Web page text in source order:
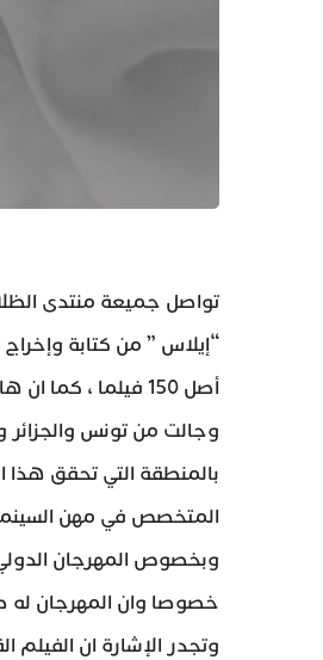
تواصل جميعة منتدى
“إيلاس ” من كتابة
أصل 150 فيلما ،
وجالت من تونس والجزائر
بالمنطقة التي تحقق هذا
المتخصص في مهن السينما
خصوصا وان المهرجان له
وتجدر الإشارة ان الفيلم